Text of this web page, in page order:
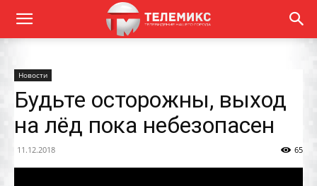
Новости
Будьте осторожны, выход
на лёд пока небезопасен
11.12.2018 65